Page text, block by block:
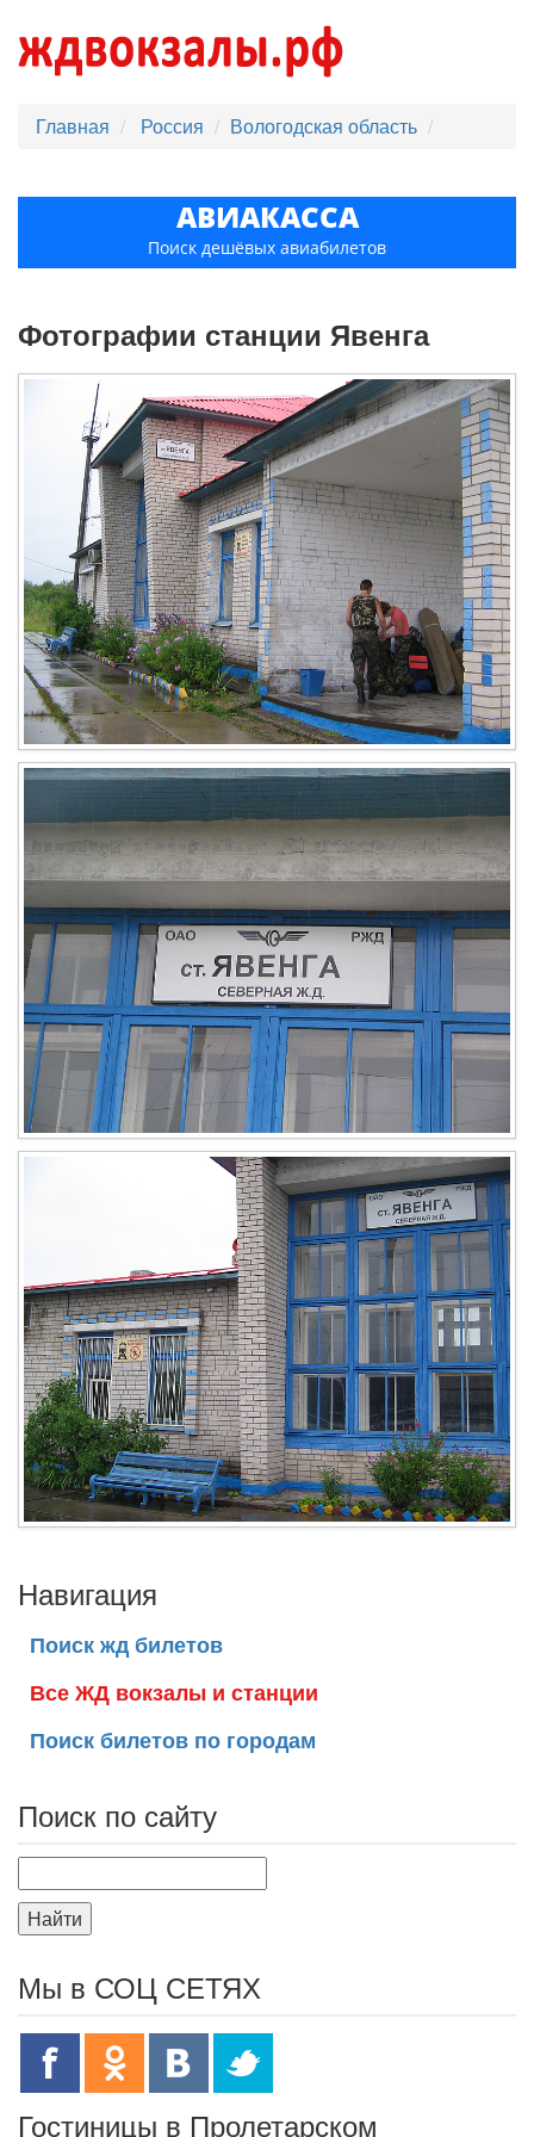
Главная Россия Вологодская область
АВИАКАССА
Поиск дешёвых авиабилетов
Фотографии станции Явенга
Навигация
Поиск жд билетов
Все ЖД вокзалы и станции
Поиск билетов по городам
Поиск по сайту
Найти
Мы в СОЦ СЕТЯХ
Гостиницы в Пролетарском